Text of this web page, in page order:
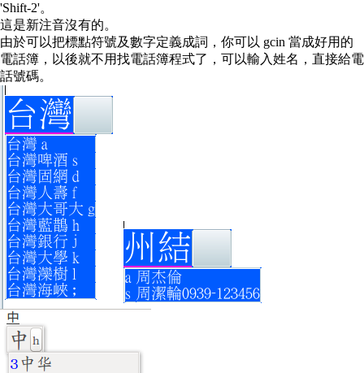
'Shift-2'。
這是新注音沒有的。
由於可以把標點符號及數字定義成詞，你可以 gcin 當成好用的
電話簿，以後就不用找電話簿程式了，可以輸入姓名，直接給電
話號碼。